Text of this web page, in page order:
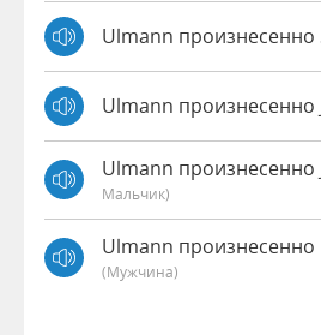
Ulmann произнесенно
Ulmann произнесенно
Ulmann произнесенно
Мальчик)
Ulmann
(мужчина)